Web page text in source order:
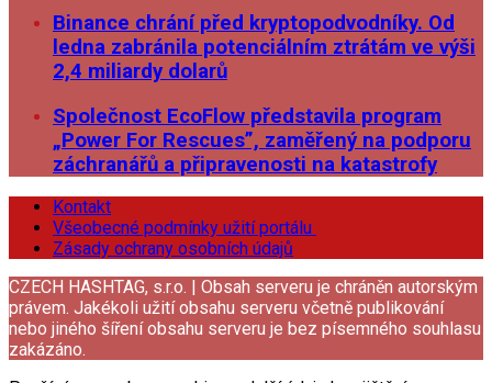
Binance chrání před kryptopodvodníky. Od
ledna zabránila potenciálním ztrátám ve výši
2,4 miliardy dolarů
Společnost EcoFlow představila program
„Power For Rescues”, zaměřený na podporu
záchranářů a připravenosti na katastrofy
Kontakt
Všeobecné podmínky užití portálu
Zásady ochrany osobních údajů
CZECH HASHTAG, s.r.o. | Obsah serveru je chráněn autorským
právem. Jakékoli užití obsahu serveru včetně publikování
nebo jiného šíření obsahu serveru je bez písemného souhlasu
zakázáno.